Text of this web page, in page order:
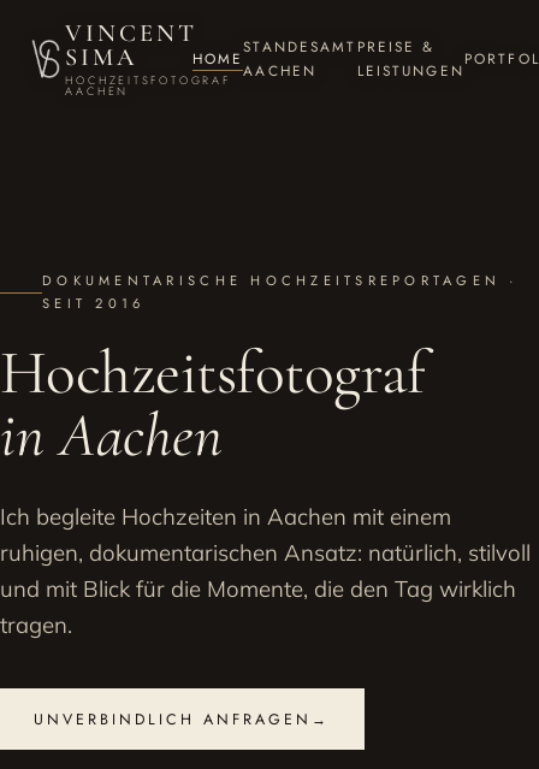
VINCENT
SIMA
HOCHZEITSFOTOGRAF
AACHEN
HOME
STANDESAMT
AACHEN
PREISE &
LEISTUNGEN
DOKUMENTARISCHE HOCHZEITSREPORTAGEN ·
SEIT 2016
Hochzeitsfotograf
in Aachen
Ich begleite Hochzeiten in Aachen mit einem
ruhigen, dokumentarischen Ansatz: natürlich, stilvoll
und mit Blick für die Momente, die den Tag wirklich
tragen.
UNVERBINDLICH ANFRAGEN →